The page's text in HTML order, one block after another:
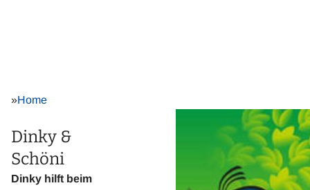
»Home
Dinky &
Schöni
Dinky hilft beim